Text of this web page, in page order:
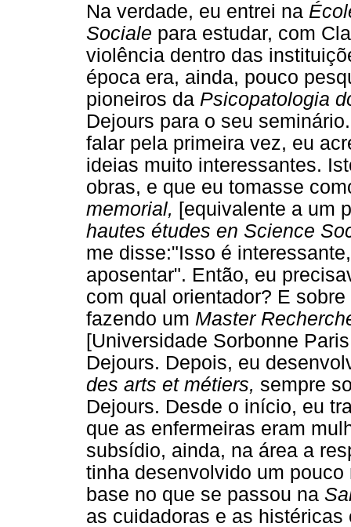
Na verdade, eu entrei na
Sociale para estudar, com
violência dentro das
época era, ainda, pouco
pioneiros da Psicopatologia
Dejours para o seu
falar pela primeira vez, eu
ideias muito interessantes.
obras, e que eu tomasse
memorial, [equivalente a um
hautes études en Science
me disse:"Isso é
aposentar". Então, eu
com qual orientador? E
fazendo um Master
[Universidade Sorbonne
Dejours. Depois, eu
des arts et métiers, sempre
Dejours. Desde o início, eu
que as enfermeiras eram
subsídio, ainda, na área a
tinha desenvolvido um
base no que se passou na
as cuidadoras e as